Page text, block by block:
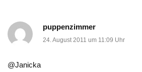
puppenzimmer
24. August 2011 um 11:09 Uhr
@Janicka